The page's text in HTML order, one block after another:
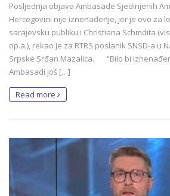
Posljednja objava Ambasade Sjedinjenih
Hercegovini nije iznenađenje, jer je ovo za
sarajevsku publiku i Christiana Schmdita
op.a.), rekao je za RTRS poslanik SNSD-a u
Srpske Srđan Mazalica. “Bilo bi
Ambasadi još […]
Read more